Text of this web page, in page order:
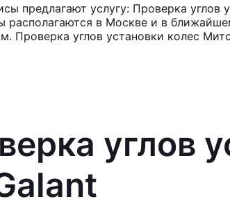
предлагают услугу: Проверка
располагаются в Москве и в
Проверка углов установки колес
углов